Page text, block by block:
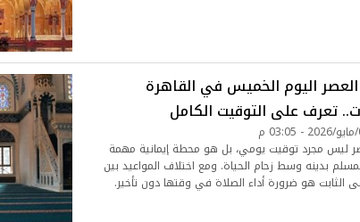
اليوم الخميس في القاهرة
تعرف على التوقيت الكامل
ليس مجرد توقيت يومي، بل هو محطة إيمانية مهمة
بدينه وسط زحام الحياة. ومع اختلاف المواعيد بين
الثابت هو ضرورة أداء الصلاة في وقتها دون تأخير.